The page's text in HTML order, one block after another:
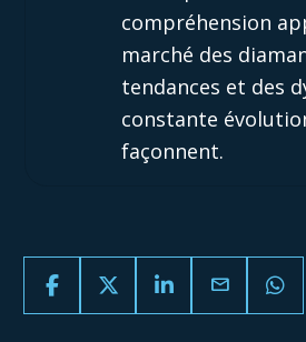
compréhension
marché des
tendances et des
constante
façonnent.
email